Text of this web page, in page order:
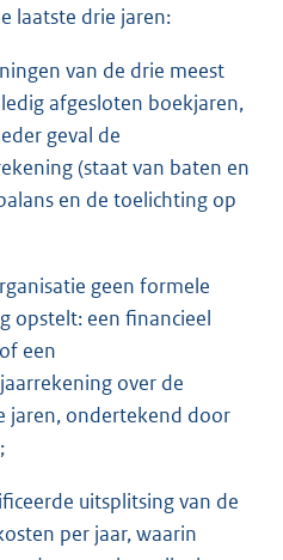
laatste drie jaren:
van de drie meest
afgesloten boekjaren,
geval de
(staat van baten en
en de toelichting op
geen formele
opstelt: een financieel
een
over de
jaren, ondertekend door
uitsplitsing van de
per jaar, waarin